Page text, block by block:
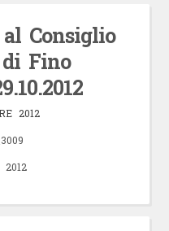
Consiglio
Fino
2012
2012